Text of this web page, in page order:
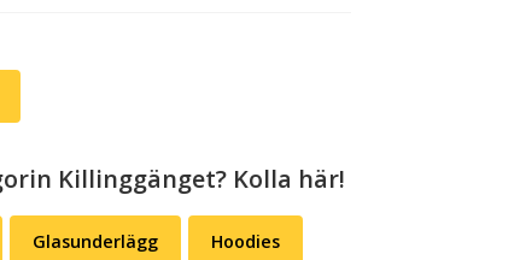
Killinggänget? Kolla här!
Glasunderlägg Hoodies